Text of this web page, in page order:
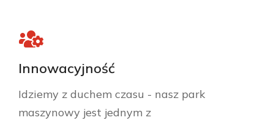
Innowacyjność
Idziemy z duchem czasu - nasz park
maszynowy jest jednym z